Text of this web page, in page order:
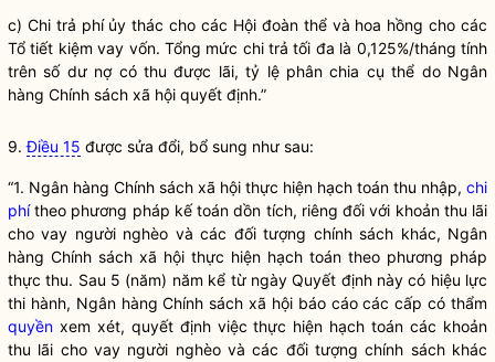
c) Chi trả phí ủy thác cho các Hội đoàn thể và hoa hồng cho các
Tổ tiết kiệm vay vốn. Tổng mức chi trả tối đa là 0,125%/tháng tính
trên số dư nợ có thu được lãi, tỷ lệ phân chia cụ thể do Ngân
hàng Chính sách xã hội quyết định.”
9. Điều 15 được sửa đổi, bổ sung như sau:
“1. Ngân hàng Chính sách xã hội thực hiện hạch toán thu nhập, chi
phítheo phương pháp kế toán dồn tích, riêng đối với khoản thu lãi
cho vay người nghèo và các đối tượng chính sách khác, Ngân
hàng Chính sách xã hội thực hiện hạch toán theo phương pháp
thực thu. Sau 5 (năm) năm kể từ ngày Quyết định này có hiệu lực
thi hành, Ngân hàng Chính sách xã hội báo cáo các cấp có thẩm
quyền xem xét, quyết định việc thực hiện hạch toán các khoản
thu lãi cho vay người nghèo và các đối tượng chính sách khác